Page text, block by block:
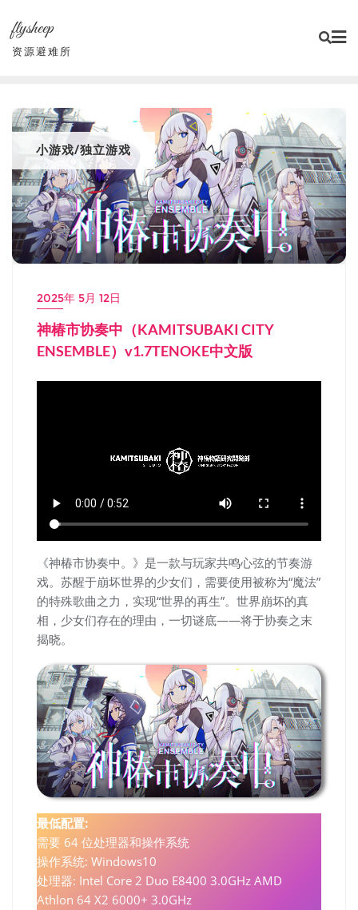
content
flysheep
资源避难所
小游戏/独立游戏
2025年 5月 12日
神椿市协奏中（KAMITSUBAKI CITY
ENSEMBLE）v1.7TENOKE中文版
《神椿市协奏中。》是一款与玩家共鸣心弦的节奏游
戏。苏醒于崩坏世界的少女们，需要使用被称为“魔法”
的特殊歌曲之力，实现“世界的再生”。世界崩坏的真
相，少女们存在的理由，一切谜底——将于协奏之末
揭晓。
最低配置:
需要 64 位处理器和操作系统
操作系统: Windows10
处理器: Intel Core 2 Duo E8400 3.0GHz AMD
Athlon 64 X2 6000+ 3.0GHz